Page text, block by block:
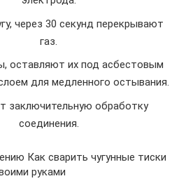
через 30 секунд перекрывают
газ.
оставляют их под асбестовым
для медленного остывания.
заключительную обработку
соединения.
Как сварить чугунные тиски
руками